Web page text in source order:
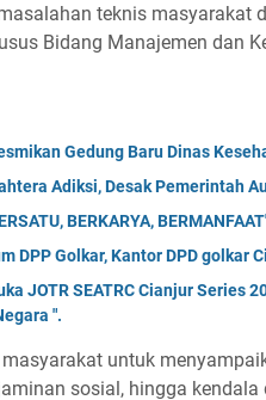
teknis masyarakat
Bidang Manajemen dan
Gedung Baru Dinas
Adiksi, Desak Pemerintah
BERKARYA,
DPP Golkar, Kantor DPD golkar
JOTR SEATRC Cianjur Series
".
untuk
sosial, hingga